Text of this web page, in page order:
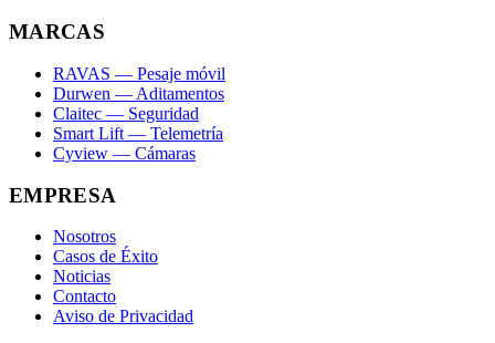
MARCAS
RAVAS — Pesaje móvil
Durwen — Aditamentos
Claitec — Seguridad
Smart Lift — Telemetría
Cyview — Cámaras
EMPRESA
Nosotros
Casos de Éxito
Noticias
Contacto
Aviso de Privacidad